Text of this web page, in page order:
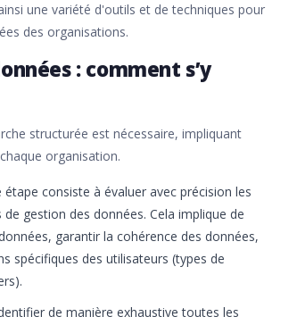
une variété d'outils et de techniques pour
des organisations.
: comment s’y
structurée est nécessaire, impliquant
organisation.
étape consiste à évaluer avec précision les
gestion des données. Cela implique de
garantir la cohérence des données,
spécifiques des utilisateurs (types de
de manière exhaustive toutes les